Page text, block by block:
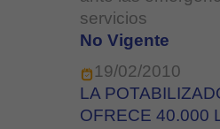
servicios
No Vigente
19/02/2010
LA
OFRECE 40.000